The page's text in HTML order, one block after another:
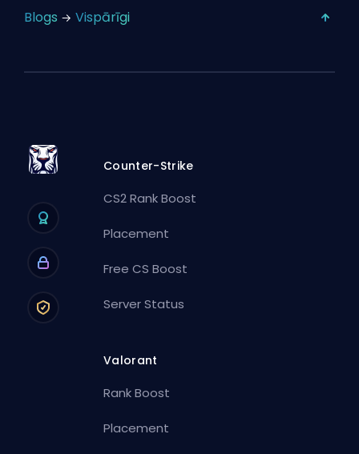
Blogs Vispārīgi
Counter-Strike
CS2 Rank Boost
Placement
Free CS Boost
Server Status
Valorant
Rank Boost
Placement